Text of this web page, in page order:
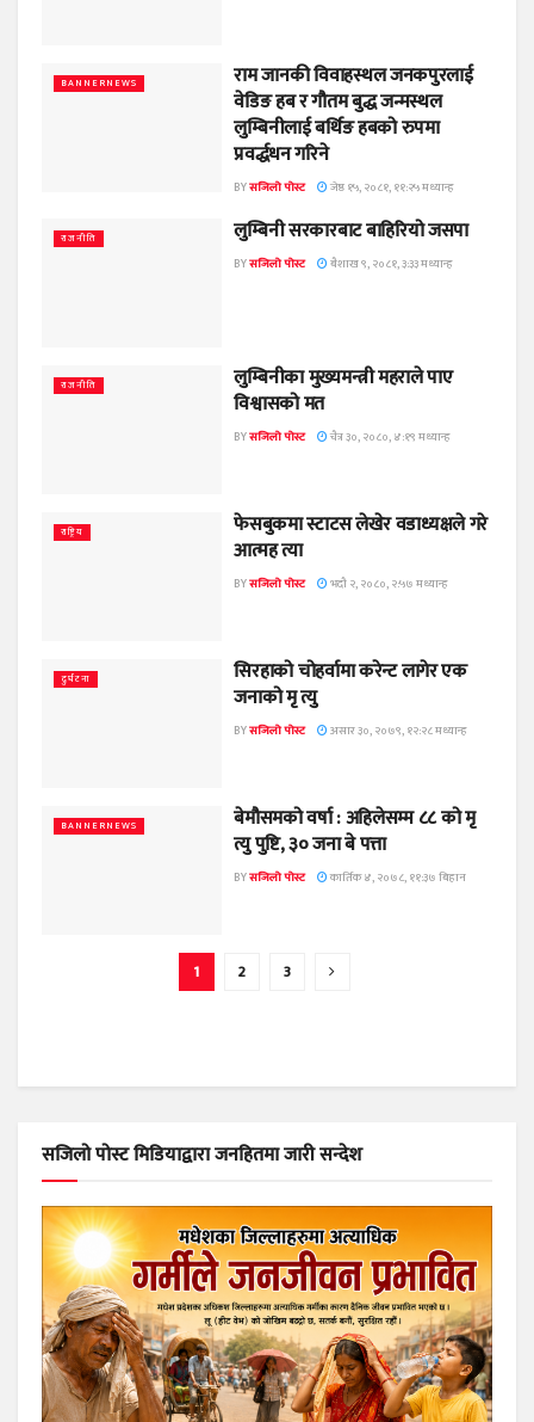
BANNERNEWS
राम जानकी विवाहस्थल जनकपुरलाई
वेडिङ हब र गौतम बुद्ध जन्मस्थल
लुम्बिनीलाई बर्थिङ हबको रुपमा
प्रवर्द्धधन गरिने
BYसजिलो पोस्ट जेष्ठ १५, २०८१, ११:२५ मध्यान्ह
राजनीति लुम्बिनी सरकारबाट बाहिरियो जसपा
BYसजिलो पोस्ट बैशाख ९, २०८१, ३:३३ मध्यान्ह
राजनीति
लुम्बिनीका मुख्यमन्त्री महराले पाए
विश्वासको मत
BYसजिलो पोस्ट चैत्र ३०, २०८०, ४:१९ मध्यान्ह
राष्ट्रिय
फेसबुकमा स्टाटस लेखेर वडाध्यक्षले गरे
आत्मह त्या
BYसजिलो पोस्ट भदौ २, २०८०, २:५७ मध्यान्ह
दुर्घटना
सिरहाको चोहर्वामा करेन्ट लागेर एक
जनाको मृ त्यु
BYसजिलो पोस्ट असार ३०, २०७९, १२:२८ मध्यान्ह
BANNERNEWS
बेमौसमको वर्षा : अहिलेसम्म ८८ को मृ
त्यु पुष्टि, ३० जना बे पत्ता
BYसजिलो पोस्ट कार्तिक ४, २०७८, ११:३७ बिहान
1 2 3
सजिलो पोस्ट मिडियाद्वारा जनहितमा जारी सन्देश